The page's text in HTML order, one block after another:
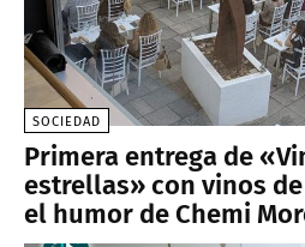
SOCIEDAD
Primera entrega de
estrellas» con vinos
el humor de Chemi